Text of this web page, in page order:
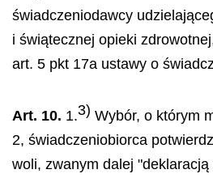
świadczeniodawcy
i świątecznej opieki
art. 5 pkt 17a ustawy o
Art. 10. 1.3) Wybór, o którym
2, świadczeniobiorca
woli, zwanym dalej "deklaracją